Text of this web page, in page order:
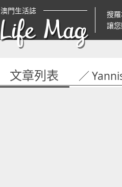
澳門生活誌
Life Mag
搜
讓
文章列表 ／